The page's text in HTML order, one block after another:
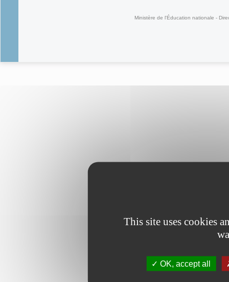
Ministère de l'Éducation nationale -
This site uses cookies
OK, accept all